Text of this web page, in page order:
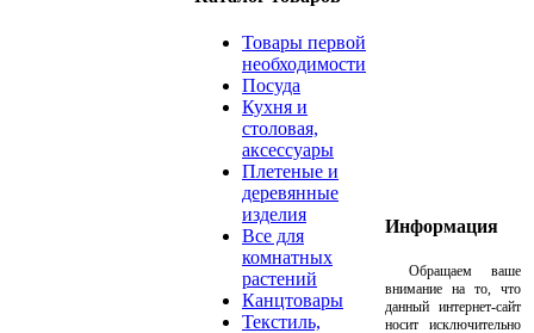
Товары первой
необходимости
Посуда
Кухня и
столовая,
аксессуары
Плетеные и
деревянные
изделия
Все для
комнатных
растений
Канцтовары
Текстиль,
Информация
Обращаем ваше
внимание на то, что
данный интернет-сайт
носит исключительно